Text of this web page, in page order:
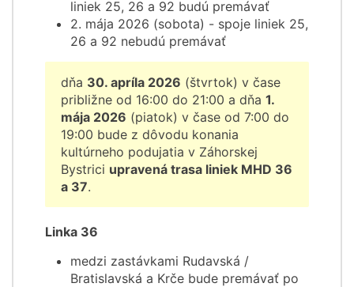
liniek 25, 26 a 92 budú premávať
2. mája 2026 (sobota) - spoje liniek 25,
26 a 92 nebudú premávať
dňa 30. apríla 2026 (štvrtok) v čase
približne od 16:00 do 21:00 a dňa 1.
mája 2026 (piatok) v čase od 7:00 do
19:00 bude z dôvodu konania
kultúrneho podujatia v Záhorskej
Bystrici upravená trasa liniek MHD 36
a 37.
Linka 36
medzi zastávkami Rudavská /
Bratislavská a Krče bude premávať po